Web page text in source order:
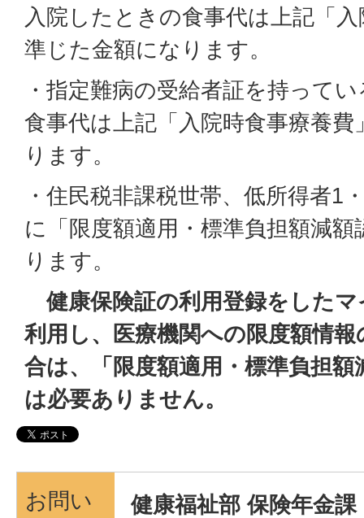
入院したときの食事代は上記「
準じた金額になります。
・指定難病の受給者証を持って
食事代は上記「入院時食事療養
ります。
・住民税非課税世帯、低所得者1
に「限度額適用・標準負担額減
ります。
健康保険証の利用登録をした
利用し、医療機関への限度額情
合は、
「限度額適用・標準負担
は必要ありません。
お問い
健康福祉部 保険年金課